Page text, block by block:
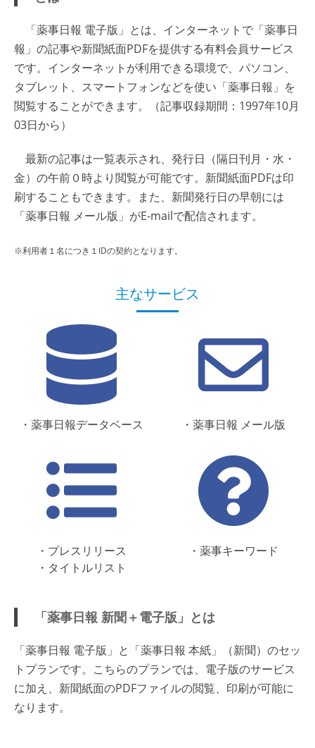
「薬事日報 電子版」とは、インターネットで「薬事日
報」の記事や新聞紙面PDFを提供する有料会員サービス
です。インターネットが利用できる環境で、パソコン、
タブレット、スマートフォンなどを使い「薬事日報」を
閲覧することができます。（記事収録期間：1997年10月
03日から）
最新の記事は一覧表示され、発行日（隔日刊月・水・
金）の午前０時より閲覧が可能です。新聞紙面PDFは印
刷することもできます。また、新聞発行日の早朝には
「薬事日報 メール版」がE-mailで配信されます。
※利用者１名につき１IDの契約となります。
主なサービス
・薬事日報データベース ・薬事日報 メール版
・プレスリリース
・タイトルリスト
・薬事キーワード
「薬事日報 新聞＋電子版」とは
「薬事日報 電子版」と「薬事日報 本紙」（新聞）のセッ
トプランです。こちらのプランでは、電子版のサービス
に加え、新聞紙面のPDFファイルの閲覧、印刷が可能に
なります。